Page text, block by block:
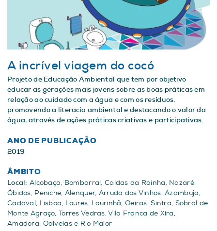
A incrível viagem do cocó
Projeto de Educação Ambiental que tem por objetivo
educar as gerações mais jovens sobre as boas práticas em
relação ao cuidado com a água e com os resíduos,
promovendo a literacia ambiental e destacando o valor da
água, através de ações práticas criativas e participativas.
ANO DE PUBLICAÇÃO
2019
ÂMBITO
Local: Alcobaça, Bombarral, Caldas da Rainha, Nazaré,
Óbidos, Peniche, Alenquer, Arruda dos Vinhos, Azambuja,
Cadaval, Lisboa, Loures, Lourinhã, Oeiras, Sintra, Sobral de
Monte Agraço, Torres Vedras, Vila Franca de Xira,
Amadora, Odivelas e Rio Maior